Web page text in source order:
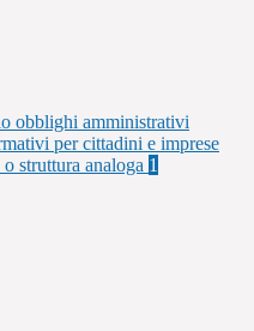
obblighi amministrativi
per cittadini e imprese
struttura analoga 1